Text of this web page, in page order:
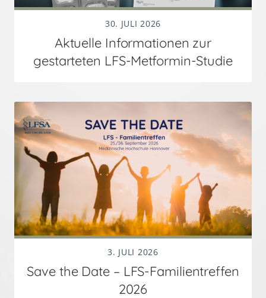
30. JULI 2026
Aktuelle Informationen zur
gestarteten LFS-Metformin-Studie
3. JULI 2026
Save the Date – LFS-Familientreffen
2026